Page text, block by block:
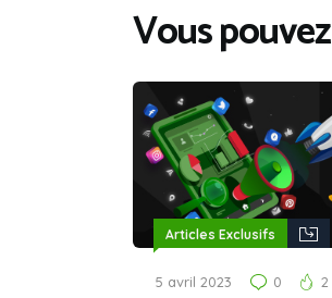
Vous
Articles Exclusifs
5 avril 2023 0 2